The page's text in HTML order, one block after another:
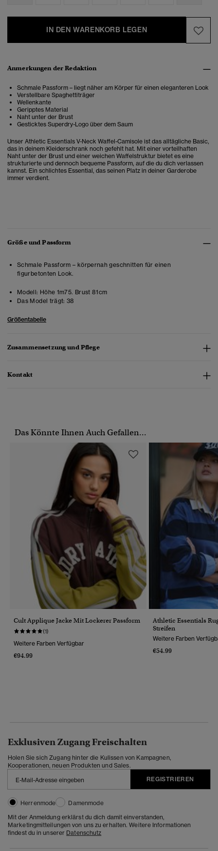
IN DEN WARENKORB LEGEN
Anmerkungen der Redaktion
Schmale Passform – liegt näher am Körper für einen eleganteren Look
Verstellbare Spaghettiträger
Wellenkante
Geripptes Material
Naht unter der Brust
Gesticktes Superdry-Logo über dem Saum
Unser Athletic Essentials V-Neck Waffel-Camisole ist das alltägliche Basic,
das in deinem Kleiderschrank noch gefehlt hat. Mit einer vorteilhaften
Naht unter der Brust und einer weichen Waffelstruktur bietet es eine
strukturierte und dennoch bequeme Passform, auf die du dich verlassen
kannst. Ein schlichtes Essential, das seinen Platz in deiner Garderobe
immer verdient.
Größe und Passform
Schmale Passform – körpernah geschnitten für einen
figurbetonten Look.
Modell: Höhe 1m75. Brust 81cm
Das Model trägt: 38
Größentabelle
Zusammensetzung und Pflege
Kontakt
Das Könnte Ihnen Auch Gefallen...
Cult Applique Jacke Mit Lockerer Passform
(1)
Weitere Farben Verfügbar
€94.99
Athletic Essentials
Streifen
Weitere Farben
€54.99
Exklusiven Zugang Freischalten
Holen Sie sich Zugang hinter die Kulissen von Kampagnen,
Kooperationen, neuen Produkten und Sales.
REGISTRIEREN
Herrenmode
Damenmode
Mit der Anmeldung erklärst du dich damit einverstanden,
Marketingmitteilungen von uns zu erhalten. Weitere Informationen
findest du in unserer Datenschutz